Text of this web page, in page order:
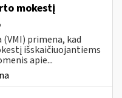
mokestį
(VMI) primena, kad
išskaičiuojantiems
apie...